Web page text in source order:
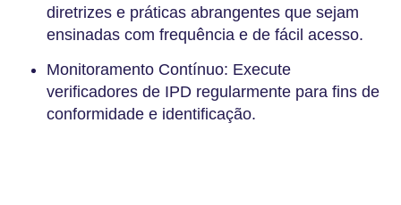
diretrizes e práticas abrangentes que sejam
ensinadas com frequência e de fácil acesso.
Monitoramento Contínuo: Execute
verificadores de IPD regularmente para fins de
conformidade e identificação.